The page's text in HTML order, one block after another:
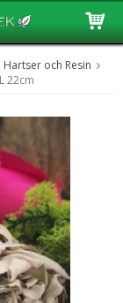
Hartser och Resin
22cm